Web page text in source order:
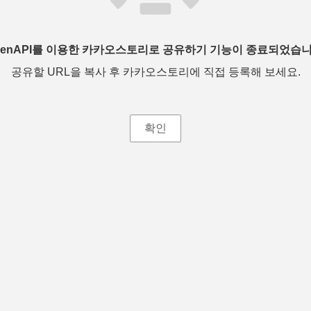
를 이용한 카카오스토리로 공유하기 기능이 종료되었습
공유할 URL을 복사 후 카카오스토리에 직접 등록해 보세요.
확인